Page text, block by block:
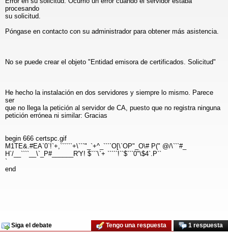
procesando
su solicitud.
Póngase en contacto con su administrador para obtener más asistencia.
No se puede crear el objeto "Entidad emisora de certificados. Solicitud"
He hecho la instalación en dos servidores y siempre lo mismo. Parece
ser
que no llega la petición al servidor de CA, puesto que no registra ninguna
petición errónea ni similar: Gracias
begin 666 certspc.gif
M1TE&.#EA`0`!`+,``````+\```"_`+^_````O[\`OP"_O\# P(" @/\```#_
H`/__````__\`_P#______R'Y! $```\`+ `````!``$```0"\$4`.P``
`
end
Siga el debate 1 respuesta
Tengo una respuesta